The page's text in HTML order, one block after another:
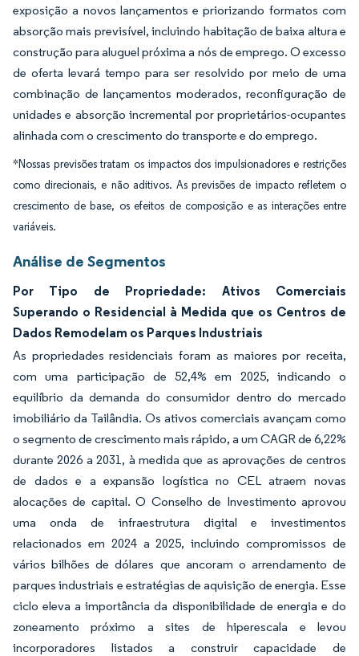
exposição a novos lançamentos e priorizando formatos com
absorção mais previsível, incluindo habitação de baixa altura e
construção para aluguel próxima a nós de emprego. O excesso
de oferta levará tempo para ser resolvido por meio de uma
combinação de lançamentos moderados, reconfiguração de
unidades e absorção incremental por proprietários-ocupantes
alinhada com o crescimento do transporte e do emprego.
*Nossas previsões tratam os impactos dos impulsionadores e restrições
como direcionais, e não aditivos. As previsões de impacto refletem o
crescimento de base, os efeitos de composição e as interações entre
variáveis.
Análise de Segmentos
Por Tipo de Propriedade: Ativos Comerciais
Superando o Residencial à Medida que os Centros de
Dados Remodelam os Parques Industriais
As propriedades residenciais foram as maiores por receita,
com uma participação de 52,4% em 2025, indicando o
equilíbrio da demanda do consumidor dentro do mercado
imobiliário da Tailândia. Os ativos comerciais avançam como
o segmento de crescimento mais rápido, a um CAGR de 6,22%
durante 2026 a 2031, à medida que as aprovações de centros
de dados e a expansão logística no CEL atraem novas
alocações de capital. O Conselho de Investimento aprovou
uma onda de infraestrutura digital e investimentos
relacionados em 2024 a 2025, incluindo compromissos de
vários bilhões de dólares que ancoram o arrendamento de
parques industriais e estratégias de aquisição de energia. Esse
ciclo eleva a importância da disponibilidade de energia e do
zoneamento próximo a sites de hiperescala e levou
incorporadores listados a construir capacidade de